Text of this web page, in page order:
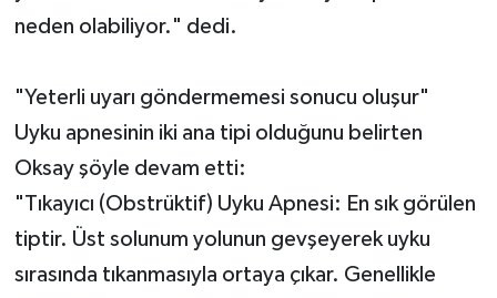
neden olabiliyor." dedi.
"Yeterli uyarı göndermemesi sonucu oluşur"
Uyku apnesinin iki ana tipi olduğunu belirten
Oksay şöyle devam etti:
"Tıkayıcı (Obstrüktif) Uyku Apnesi: En sık görülen
tiptir. Üst solunum yolunun gevşeyerek uyku
sırasında tıkanmasıyla ortaya çıkar. Genellikle